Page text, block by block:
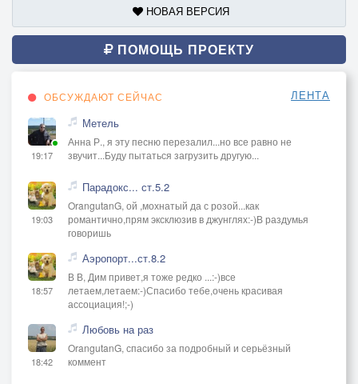
НОВАЯ ВЕРСИЯ
ПОМОЩЬ ПРОЕКТУ
ОБСУЖДАЮТ СЕЙЧАС ЛЕНТА
19:17
Метель
Анна Р., я эту песню перезалил...но все равно не
звучит...Буду пытаться загрузить другую...
19:03
Парадокс... ст.5.2
OrangutanG, ой ,мохнатый да с розой...как
романтично,прям эксклюзив в джунглях:-)В раздумья
говоришь
18:57
Аэропорт...ст.8.2
В В, Дим привет,я тоже редко ...:-)все
летаем,летаем:-)Спасибо тебе,очень красивая
ассоциация!;-)
18:42
Любовь на раз
OrangutanG, спасибо за подробный и серьёзный
коммент